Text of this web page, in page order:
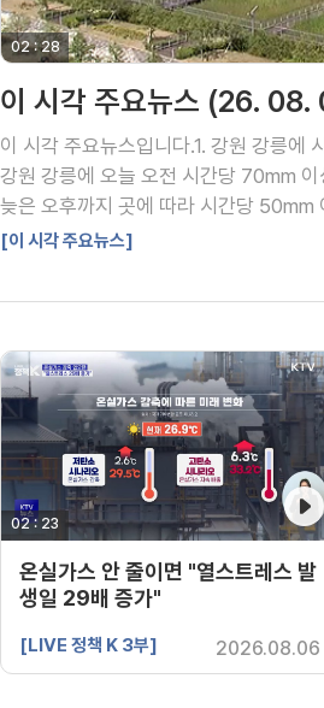
영상 재생시간
02 : 28
이 시각 주요뉴스 (26. 08.
이 시각 주요뉴스입니다.1. 강원 강릉에
강원 강릉에 오늘 오전 시간당 70mm
늦은 오후까지 곳에 따라 시간당 50mm
[이 시각 주요뉴스]
영상 재생시간
02 : 23
온실가스 안 줄이면 "열스트레스 발
생일 29배 증가"
[LIVE 정책 K 3부] 2026.08.06